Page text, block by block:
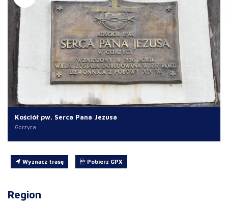
Kościół pw. Serca Pana Jezusa
Gorzyca
Wyznacz trasę Pobierz GPX
Region